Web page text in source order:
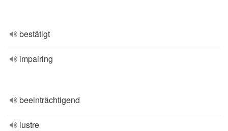
bestätigt
impairing
beeinträchtigend
lustre